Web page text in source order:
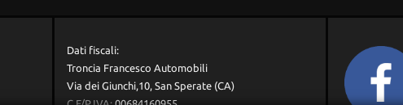
Dati fiscali:
Troncia Francesco Automobili
Via dei Giunchi,10, San Sperate (CA)